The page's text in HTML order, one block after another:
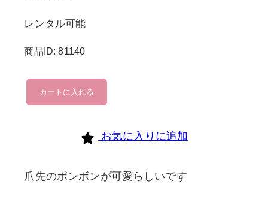
レンタル可能
商品ID: 81140
futafuta
個
カートに入れる
お気に入りに追加
爪先のボンボンが可愛らしいです